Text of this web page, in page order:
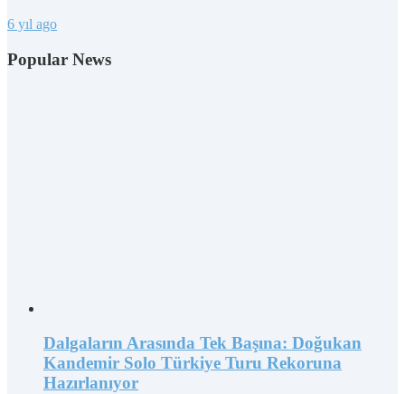
6 yıl ago
Popular News
Dalgaların Arasında Tek Başına: Doğukan
Kandemir Solo Türkiye Turu Rekoruna
Hazırlanıyor